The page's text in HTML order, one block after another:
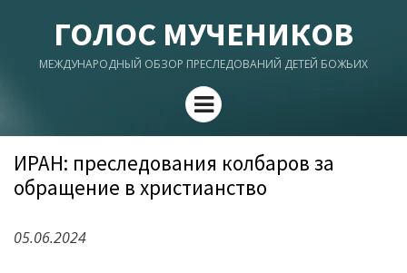
ГОЛОС МУЧЕНИКОВ
МЕЖДУНАРОДНЫЙ ОБЗОР ПРЕСЛЕДОВАНИЙ ДЕТЕЙ БОЖЬИХ
Menu
ИРАН: преследования колбаров за
обращение в христианство
05.06.2024